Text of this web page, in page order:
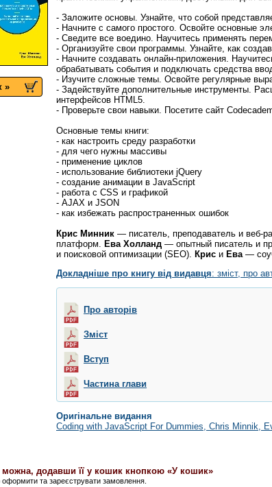
»
- Заложите основы. Узнайте, что собой
- Начните с самого простого. Освойте основные
- Сведите все воедино. Научитесь применять
- Организуйте свои программы. Узнайте, как
- Начните создавать онлайн-приложения.
обрабатывать события и подключать средства
- Изучите сложные темы. Освойте регулярные
- Задействуйте дополнительные инструменты.
интерфейсов HTML5.
- Проверьте свои навыки. Посетите сайт
Основные темы книги:
- как настроить среду разработки
- для чего нужны массивы
- применение циклов
- использование библиотеки jQuery
- создание анимации в JavaScript
- работа с CSS и графикой
- AJAX и JSON
- как избежать распространенных ошибок
Крис Минник — писатель, преподаватель и веб-
платформ. Ева Холланд — опытный писатель и
и поисковой оптимизации (SEO). Крис и Ева—
Докладніше про книгу від видавця: зміст, про
Про авторів
Зміст
Вступ
Частина глави
Оригінальне видання
Coding with JavaScript For Dummies, Chris Minnik,
можна, додавши її у кошик кнопкою «У кошик»
оформити та зареєструвати замовлення.